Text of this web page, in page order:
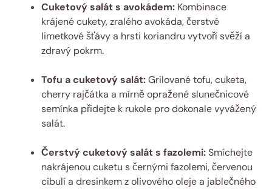
Cuketový salát s avokádem: Kombinace
krájené cukety, zralého avokáda, čerstvé
limetkové šťávy a hrsti koriandru vytvoří svěží a
zdravý pokrm.
Tofu a cuketový salát:Grilované tofu, cuketa,
cherry rajčátka a mírně opražené slunečnicové
semínka přidejte k rukole pro dokonale vyvážený
salát.
Čerstvý cuketový salát s fazolemi:Smíchejte
nakrájenou cuketu s černými fazolemi, červenou
cibulí a dresinkem z olivového oleje a jablečného